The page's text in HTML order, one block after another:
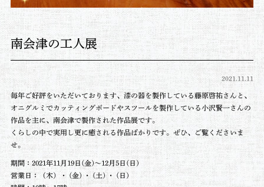
南会津の工人展
2021.11.11
毎年ご好評をいただいております、漆の器を製作している藤原啓祐さんと、
オニグルミでカッティングボードやスツールを製作している小沢賢一さんの
作品を主に、南会津で製作された作品展です。
くらしの中で実用し更に癒される作品ばかりです。ぜひ、ご覧くださいま
せ。
期間：2021年11月19日(金)～12月5日(日)
営業日：（木）・ (金) ・ (土) ・ (日)